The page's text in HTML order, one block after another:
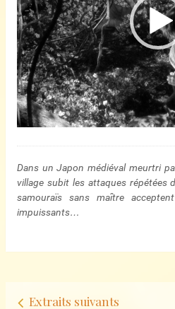
Dans un Japon médiéval meurtri
village subit les attaques répétées
samouraïs sans maître
impuissants…
Extraits suivants